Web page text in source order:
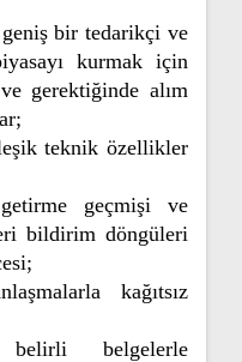
bir tedarikçi ve
kurmak için
gerektiğinde alım
teknik özellikler
geçmişi ve
bildirim döngüleri
kağıtsız
belgelerle